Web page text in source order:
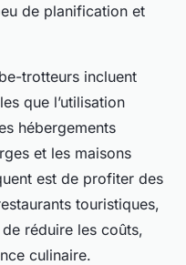
de planification et
trotteurs incluent
que l’utilisation
hébergements
et les maisons
est de profiter des
touristiques,
réduire les coûts,
culinaire.